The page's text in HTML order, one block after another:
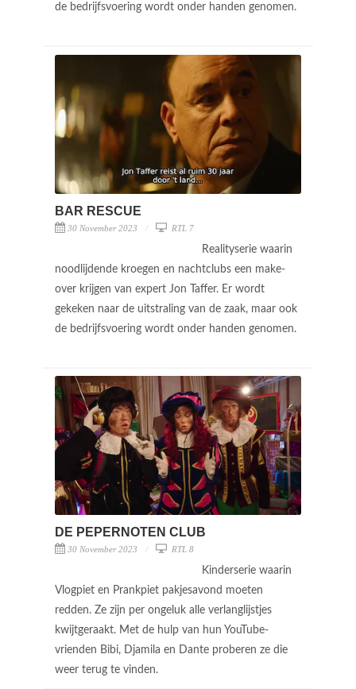
de bedrijfsvoering wordt onder handen genomen.
BAR RESCUE
30 November 2023 RTL 7
Realityserie waarin
noodlijdende kroegen en nachtclubs een make-
over krijgen van expert Jon Taffer. Er wordt
gekeken naar de uitstraling van de zaak, maar ook
de bedrijfsvoering wordt onder handen genomen.
DE PEPERNOTEN CLUB
30 November 2023 RTL 8
Kinderserie waarin
Vlogpiet en Prankpiet pakjesavond moeten
redden. Ze zijn per ongeluk alle verlanglijstjes
kwijtgeraakt. Met de hulp van hun YouTube-
vrienden Bibi, Djamila en Dante proberen ze die
weer terug te vinden.